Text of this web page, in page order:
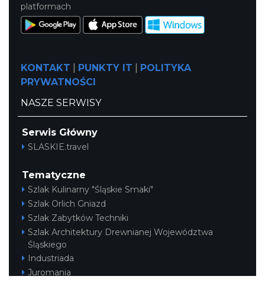
platformach
KONTAKT PUNKTY IT
POLITYKA
PRYWATNOŚCI
NASZE SERWISY
Serwis Główny
SLASKIE.travel
Tematyczne
Szlak Kulinarny "Śląskie Smaki"
Szlak Orlich Gniazd
Szlak Zabytków Techniki
Szlak Architektury Drewnianej Województwa
Śląskiego
Industriada
Juromania